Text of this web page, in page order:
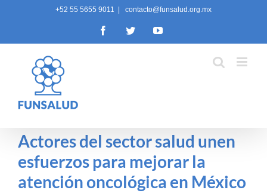
+52 55 5655 9011 contacto@funsalud.org.mx
FacebookTwitterYouTube
Actores del sector salud unen
esfuerzos para mejorar la
atención oncológica en México